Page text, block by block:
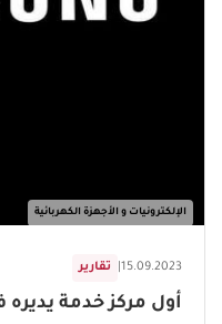
الإلكترونيات و الأجهزة الكهربائية
تقارير 15.09.2023
أول مركز خدمة